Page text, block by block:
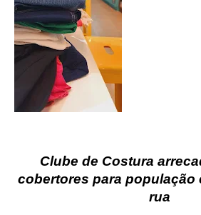
Clube de Costura
cobertores para população
rua